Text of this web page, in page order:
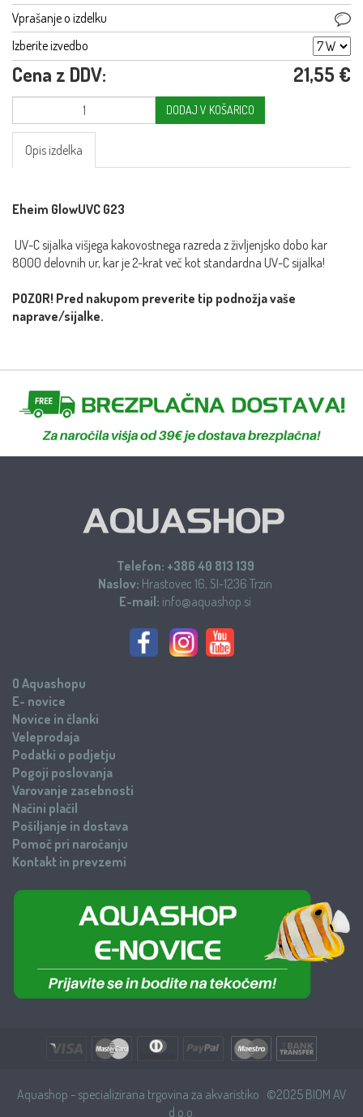
Vprašanje o izdelku
Izberite izvedbo
Cena z DDV: 21,55 €
DODAJ V KOŠARICO
Opis izdelka
Eheim GlowUVC G23
UV-C sijalka višjega kakovostnega razreda z življenjsko dobo kar
8000 delovnih ur, kar je 2-krat več kot standardna UV-C sijalka!
POZOR! Pred nakupom preverite tip podnožja vaše
naprave/sijalke.
Telefon: +386 40 813 139
Naslov: Hrastovec 16, SI-1236 Trzin
E-mail: info@aquashop.si
O Aquashopu
E- novice
Novice in članki
Veleprodaja
Podatki o podjetju
Pogoji poslovanja
Varovanje zasebnosti
Načini plačil
Pošiljanje in dostava
Pomoč pri naročanju
Kontakt in prevzemi
Aquashop - specializirana trgovina za akvaristiko ©2025 BIOM AV
d.o.o.